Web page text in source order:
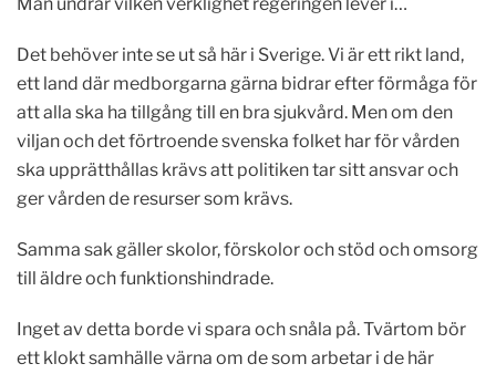
Det behöver inte se ut så här i Sverige. Vi är ett rikt land,
ett land där medborgarna gärna bidrar efter förmåga för
att alla ska ha tillgång till en bra sjukvård. Men om den
viljan och det förtroende svenska folket har för vården
ska upprätthållas krävs att politiken tar sitt ansvar och
ger vården de resurser som krävs.
Samma sak gäller skolor, förskolor och stöd och omsorg
till äldre och funktionshindrade.
Inget av detta borde vi spara och snåla på. Tvärtom bör
ett klokt samhälle värna om de som arbetar i de här